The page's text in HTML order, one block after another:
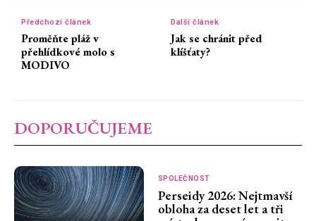
Předchozí článek
Proměňte pláž v
přehlídkové molo s
MODIVO
Další článek
Jak se chránit před
klíšťaty?
DOPORUČUJEME
SPOLEČNOST
Perseidy 2026: Nejtmavší
obloha za deset let a tři